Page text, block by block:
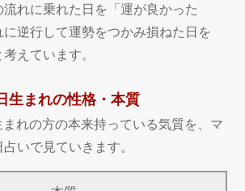
れに乗れた日を「運が良かった
逆行して運勢をつかみ損ねた日を
えています。
生まれの性格・本質
れの方の本来持っている気質を、マ
いで見ていきます。